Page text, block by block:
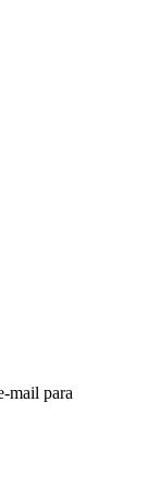
mail para